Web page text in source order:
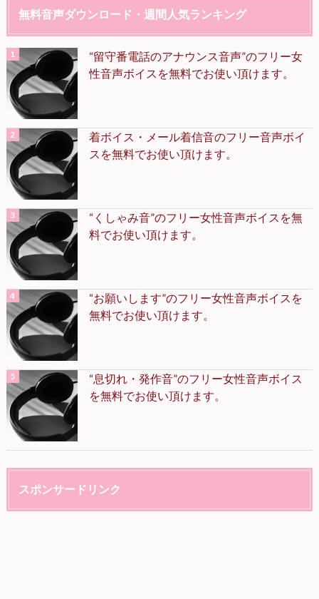
無料音声ダウンロード・週間人気ランキング
“留守番電話のアナウンス音声”のフリー女
性音声ボイスを無料でお使い頂けます。
着ボイス・メール着信音のフリー音声ボイ
スを無料でお使い頂けます。
“くしゃみ音”のフリー女性音声ボイスを無
料でお使い頂けます。
“お願いします”のフリー女性音声ボイスを
無料でお使い頂けます。
“息切れ・発作音”のフリー女性音声ボイス
を無料でお使い頂けます。
スポンサードリンク